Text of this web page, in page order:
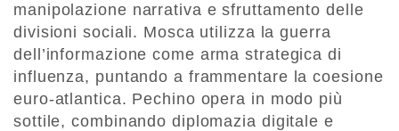
manipolazione narrativa e sfruttamento delle
divisioni sociali. Mosca utilizza la guerra
dell’informazione come arma strategica di
influenza, puntando a frammentare la coesione
euro-atlantica. Pechino opera in modo più
sottile, combinando diplomazia digitale e